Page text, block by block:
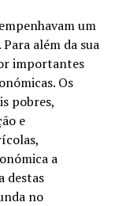
um
além da sua
importantes
Os
pobres,
e
a
destas
no